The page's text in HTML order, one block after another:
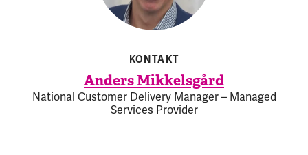
KONTAKT
Anders Mikkelsgård
National Customer Delivery Manager – Managed
Services Provider